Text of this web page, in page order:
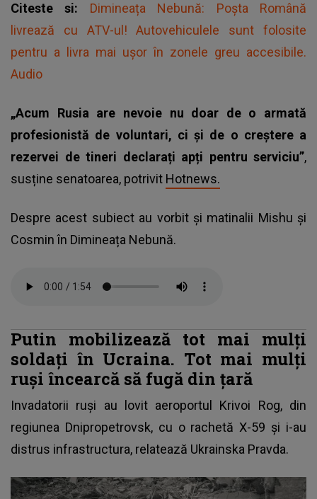
Citeste si: Dimineața Nebună: Poșta Română
livrează cu ATV-ul! Autovehiculele sunt folosite
pentru a livra mai ușor în zonele greu accesibile.
Audio
„Acum Rusia are nevoie nu doar de o armată
profesionistă de voluntari, ci și de o creștere a
rezervei de tineri declarați apți pentru serviciu”,
susține senatoarea, potrivit Hotnews.
Despre acest subiect au vorbit și matinalii Mishu și
Cosmin în Dimineața Nebună.
Putin mobilizează tot mai mulți
soldați în Ucraina. Tot mai mulți
ruși încearcă să fugă din țară
Invadatorii ruși au lovit aeroportul Krivoi Rog, din
regiunea Dnipropetrovsk, cu o rachetă X-59 și i-au
distrus infrastructura, relatează Ukrainska Pravda.